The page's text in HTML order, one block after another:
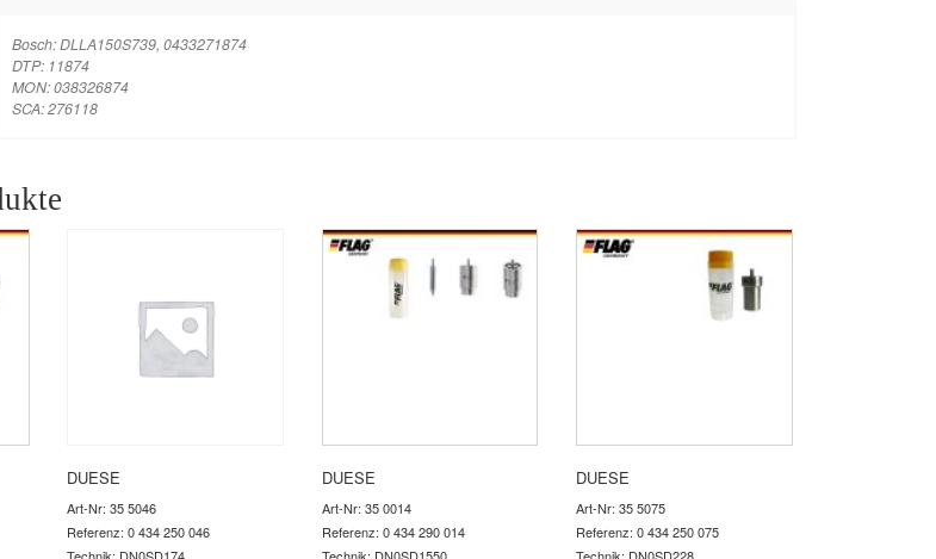
Bosch: DLLA150S739, 0433271874
DTP: 11874
MON: 038326874
SCA: 276118
DUESE
Art-Nr: 35 5046
Referenz: 0 434 250 046
Technik: DN0SD174
DUESE
Art-Nr: 35 0014
Referenz: 0 434 290 014
Technik: DN0SD1550
DUESE
Art-Nr: 35 5075
Referenz: 0 434 250 075
Technik: DN0SD228